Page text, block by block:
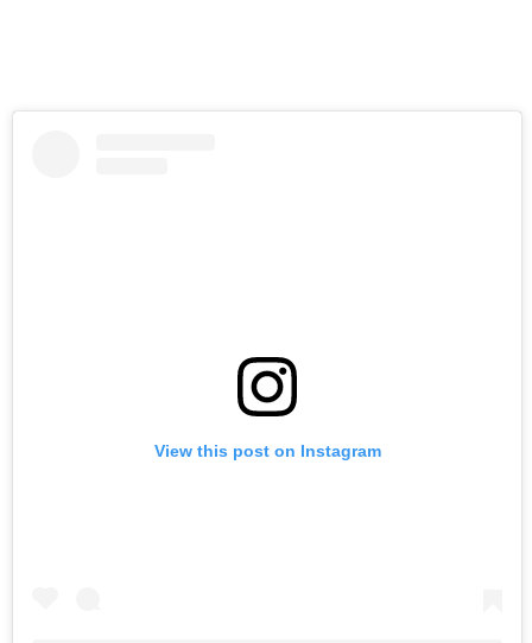
View this post on Instagram